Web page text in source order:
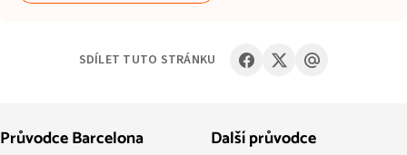
SDÍLET TUTO STRÁNKU
Průvodce Barcelona Další průvodce